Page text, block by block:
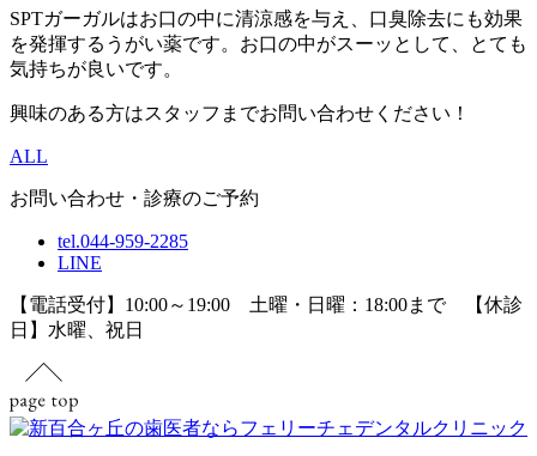
SPTガーガルはお口の中に清涼感を与え、口臭除去にも効果
を発揮するうがい薬です。お口の中がスーッとして、とても
気持ちが良いです。
興味のある方はスタッフまでお問い合わせください！
ALL
お問い合わせ・診療のご予約
tel.044-959-2285
LINE
【電話受付】10:00～19:00 土曜・日曜：18:00まで 【休診
日】水曜、祝日